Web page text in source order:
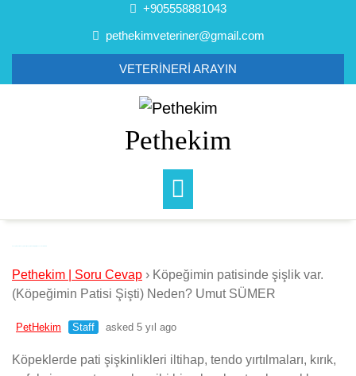
+905558881043
pethekimveteriner@gmail.com
VETERİNERİ ARAYIN
Pethekim
Pethekim | Soru Cevap › Köpeğimin patisinde şişlik var.
(Köpeğimin Patisi Şişti) Neden? Umut SÜMER
PetHekim Staff asked 5 yıl ago
Köpeklerde pati şişkinlikleri iltihap, tendo yırtılmaları, kırık,